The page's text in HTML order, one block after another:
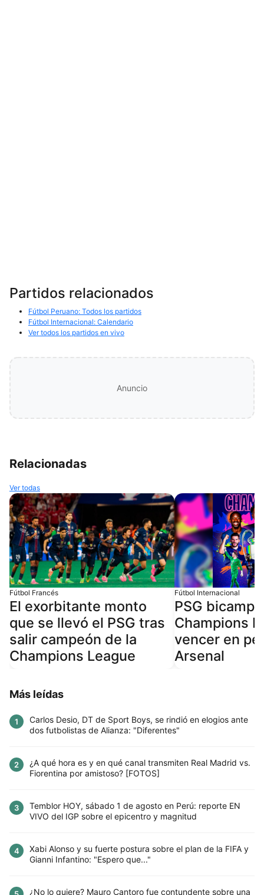
Partidos relacionados
Fútbol Peruano: Todos los partidos
Fútbol Internacional: Calendario
Ver todos los partidos en vivo
Anuncio
Relacionadas
Ver todas
Fútbol Francés
El exorbitante monto
que se llevó el PSG tras
salir campeón de la
Champions League
Fútbol Internacional
PSG
Champions
vencer en
Arsenal
Más leídas
1
Carlos Desio, DT de Sport Boys, se rindió en elogios ante
dos futbolistas de Alianza: "Diferentes"
2
¿A qué hora es y en qué canal transmiten Real Madrid vs.
Fiorentina por amistoso? [FOTOS]
3
Temblor HOY, sábado 1 de agosto en Perú: reporte EN
VIVO del IGP sobre el epicentro y magnitud
4
Xabi Alonso y su fuerte postura sobre el plan de la FIFA y
Gianni Infantino: "Espero que..."
¿No lo quiere? Mauro Cantoro fue contundente sobre una